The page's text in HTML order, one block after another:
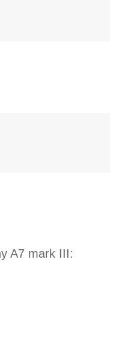
A7 mark III: